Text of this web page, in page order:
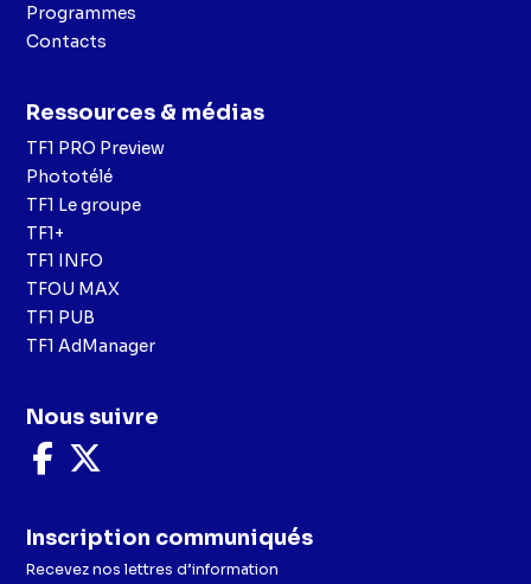
Programmes
Contacts
Ressources & médias
TF1 PRO Preview
Phototélé
TF1 Le groupe
TF1+
TF1 INFO
TFOU MAX
TF1 PUB
TF1 AdManager
Nous suivre
Nous
suivre
Facebook
X
Inscription communiqués
Recevez nos lettres d’information